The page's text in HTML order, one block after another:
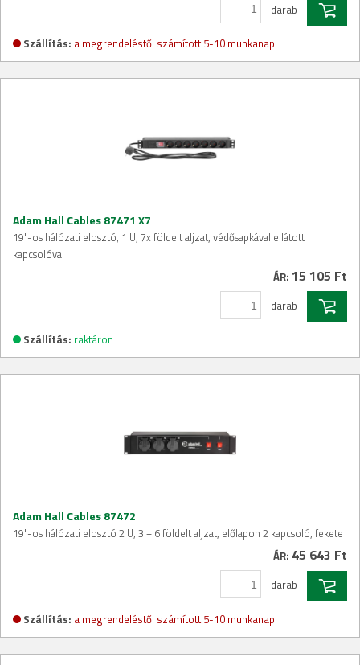
darab
Szállítás: a megrendeléstől számított 5-10 munkanap
Adam Hall Cables 87471 X7
19"-os hálózati elosztó, 1 U, 7x földelt aljzat, védősapkával ellátott
kapcsolóval
ÁR: 15 105 Ft
darab
Szállítás: raktáron
Adam Hall Cables 87472
19"-os hálózati elosztó 2 U, 3 + 6 földelt aljzat, előlapon 2 kapcsoló, fekete
ÁR: 45 643 Ft
darab
Szállítás: a megrendeléstől számított 5-10 munkanap